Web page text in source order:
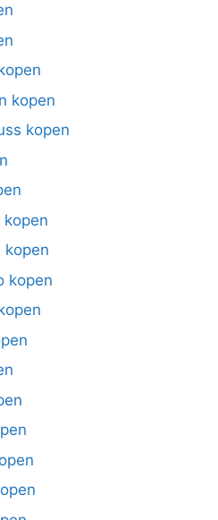
kopen
kopen
kopen
kopen